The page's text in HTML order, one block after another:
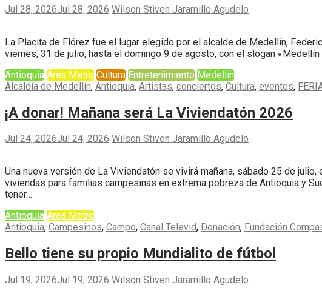
Jul 28, 2026Jul 28, 2026 Wilson Stiven Jaramillo Agudelo
La Placita de Flórez fue el lugar elegido por el alcalde de Medellín,
viernes, 31 de julio, hasta el domingo 9 de agosto, con el slogan
Antioquia Área Metro Cultura Entretenimiento Medellín
Alcaldía de Medellín, Antioquia, Artistas, conciertos, Cultura, eventos,
¡A donar! Mañana será La Viviendatón 2026
Jul 24, 2026Jul 24, 2026 Wilson Stiven Jaramillo Agudelo
Una nueva versión de La Viviendatón se vivirá mañana, sábado 25 de
viviendas para familias campesinas en extrema pobreza de Antioquia y
tener…
Antioquia Área Metro
Antioquia, Campesinos, Campo, Canal Televid, Donación, Fundación
Bello tiene su propio Mundialito de fútbol
Jul 19, 2026Jul 19, 2026 Wilson Stiven Jaramillo Agudelo